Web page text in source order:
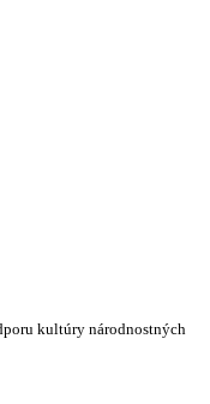
kultúry národnostných